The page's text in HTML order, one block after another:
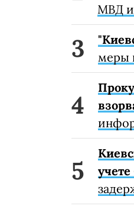
МВД
меры